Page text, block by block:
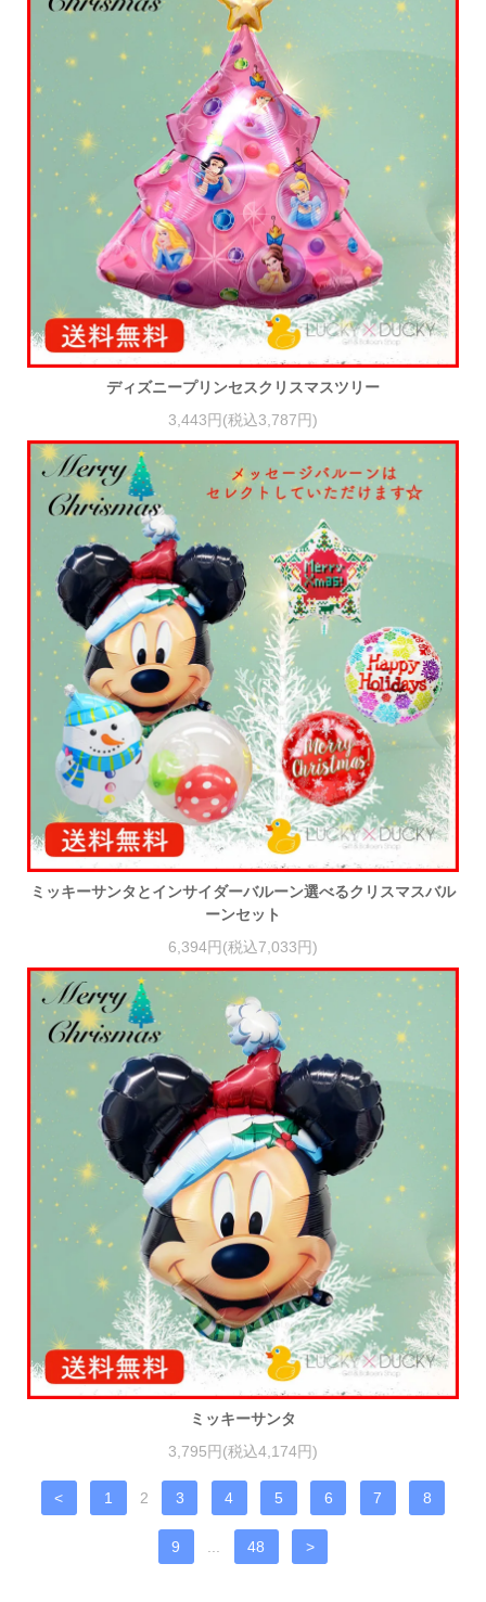
ディズニープリンセスクリスマスツリー
3,443円(税込3,787円)
ミッキーサンタとインサイダーバルーン選べるクリスマスバル
ーンセット
6,394円(税込7,033円)
ミッキーサンタ
3,795円(税込4,174円)
< 1 2 3 4 5 6 7 8
9 48 >